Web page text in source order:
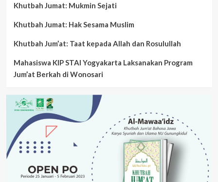
Khutbah Jumat: Mukmin Sejati
Khutbah Jumat: Hak Sesama Muslim
Khutbah Jum’at: Taat kepada Allah dan Rosulullah
Mahasiswa KIP STAI Yogyakarta Laksanakan Program
Jum’at Berkah di Wonosari